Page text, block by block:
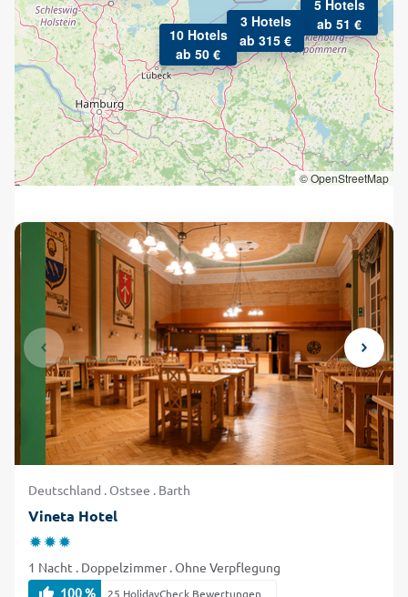
übernachten Sie ganz nach Ihrem Geschmack und profitieren
Sie dabei von echten Schnäppchenpreisen!
3 Hotels
ab 315 €
5 Hotels
ab 51 €
10 Hotels
ab 50 €
© OpenStreetMap
Deutschland . Ostsee . Barth
Vineta Hotel
1 Nacht . Doppelzimmer . Ohne Verpflegung
100 %
25 HolidayCheck Bewertungen